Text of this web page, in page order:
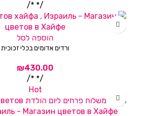
/* */
הוספה לסל
ורדים אדומים בכלי זכוכית
/* */
Hot